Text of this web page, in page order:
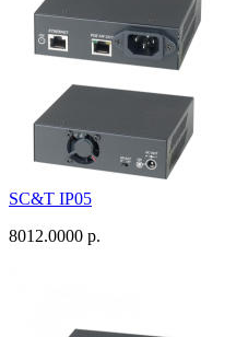
SC&T IP05
8012.0000 р.